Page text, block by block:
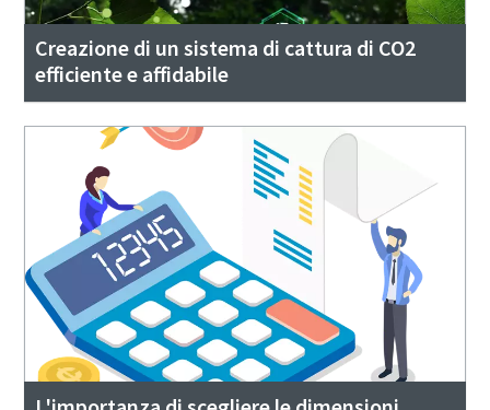
Creazione di un sistema di cattura di CO2
efficiente e affidabile